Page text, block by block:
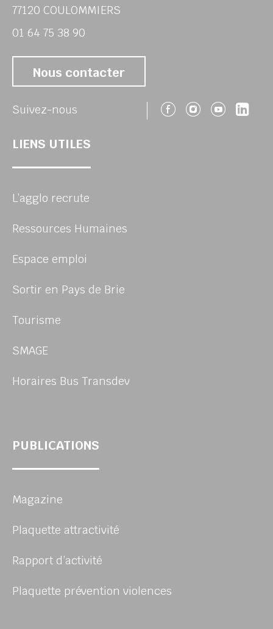
77120 COULOMMIERS
01 64 75 38 90
Nous contacter
Suivez-nous Suivez-nous
Suivez-
LIENS UTILES
L’agglo recrute
Ressources Humaines
Espace emploi
Sortir en Pays de Brie
Tourisme
SMAGE
Horaires Bus Transdev
PUBLICATIONS
Magazine
Plaquette attractivité
Rapport d’activité
Plaquette prévention violences